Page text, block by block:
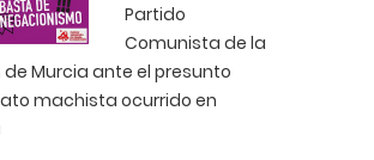
Partido
Comunista de la
de Murcia ante el presunto
machista ocurrido en